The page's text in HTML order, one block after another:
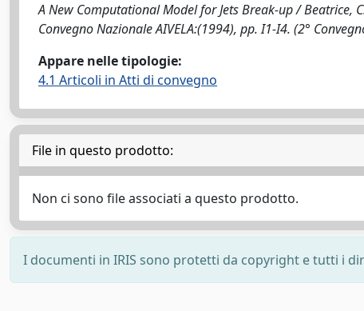
A New Computational Model for Jets Break-up / Beatrice,
Convegno Nazionale AIVELA:(1994), pp. I1-I4. (2°
Appare nelle tipologie:
4.1 Articoli in Atti di convegno
File in questo prodotto:
Non ci sono file associati a questo prodotto.
I documenti in IRIS sono protetti da copyright e tutti i